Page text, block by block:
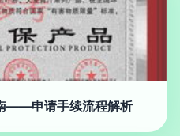
——申请手续流程解析